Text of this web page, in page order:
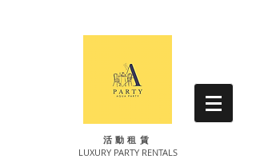
​活動租賃
LUXURY PARTY RENTALS